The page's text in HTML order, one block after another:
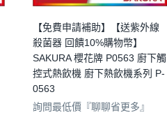
【免費申請補助】【送紫外線
殺菌器 回饋10%購物幣】
SAKURA 櫻花牌 P0563 廚下觸
控式熱飲機 廚下熱飲機系列 P-
0563
詢問最低價『聊聊省更多』